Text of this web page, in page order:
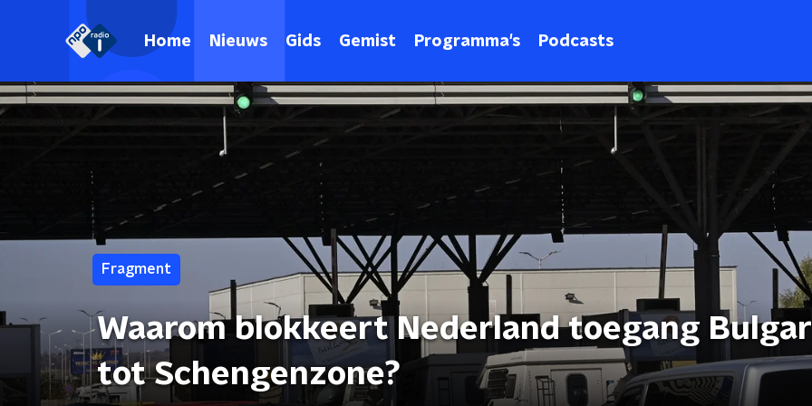
Home Nieuws Gids Gemist Programma's Podcasts
Fragment
Waarom blokkeert Nederland toegang
tot Schengenzone?